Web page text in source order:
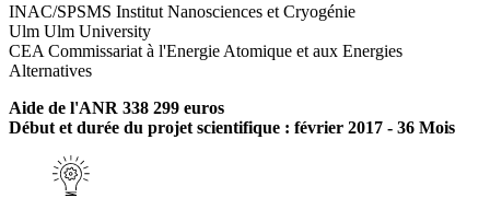
INAC/SPSMS Institut Nanosciences et Cryogénie
Ulm Ulm University
CEA Commissariat à l'Energie Atomique et aux Energies
Alternatives
Aide de l'ANR 338 299 euros
Début et durée du projet scientifique : février 2017 - 36 Mois